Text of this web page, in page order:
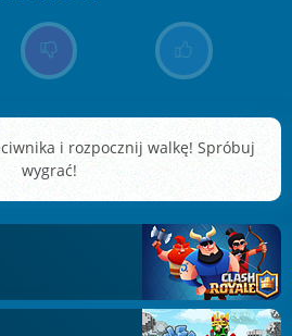
i rozpocznij walkę! Spróbuj
wygrać!